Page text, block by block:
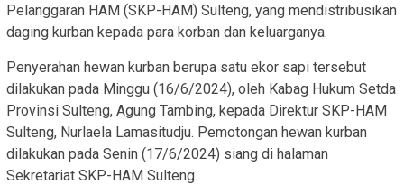
Pelanggaran HAM (SKP-HAM) Sulteng, yang mendistribusikan
daging kurban kepada para korban dan keluarganya.
Penyerahan hewan kurban berupa satu ekor sapi tersebut
dilakukan pada Minggu (16/6/2024), oleh Kabag Hukum Setda
Provinsi Sulteng, Agung Tambing, kepada Direktur SKP-HAM
Sulteng, Nurlaela Lamasitudju. Pemotongan hewan kurban
dilakukan pada Senin (17/6/2024) siang di halaman
Sekretariat SKP-HAM Sulteng.